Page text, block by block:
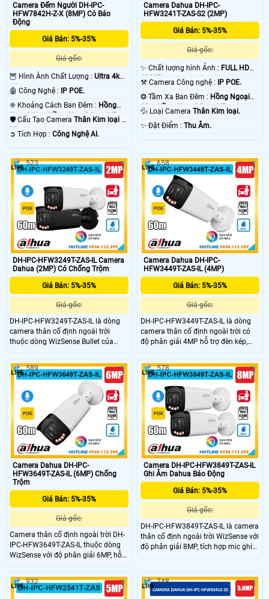
Camera Đếm Người DH-IPC-
HFW7842H-Z-X (8MP) Có Báo
Động
Giá Bán: 5%-35%
Giá gốc:
🦉 Hình Ành Chất Lượng : Ultra 4k
👍🏾 .
🤖️ Công Nghệ : IP POE.
❈ Khoảng Cách Ban Đêm : Hồng
Ngoại 60m Hồng Ngoại Smart IR.
🛡 Cấu Tạo Camera Thân Kim loại +
Nhựa.
️➲ Tích Hợp : Công Nghệ AI.
Camera Dahua DH-IPC-
HFW3241T-ZAS-S2 (2MP)
Giá Bán: 5%-35%
Giá gốc:
✨ Chất lượng hình Ảnh : FULL HD
1080P .
⚒ Camera Công nghệ : IP POE.
❂ Tầm Xa Ban Đêm : Hồng Ngoại
60m Hồng Ngoại Smart IR.
💦 Loại CameraThân Kim loại.
️✨ Đặt Điểm :Thu Âm.
DH-IPC-HFW3249T-ZAS-IL Camera
Dahua (2MP) Có Chống Trộm
Giá Bán: 5%-35%
Giá gốc:
DH-IPC-HFW3249T-ZAS-IL là dòng
camera thân cố định ngoài trời
thuộc dòng WizSense Bullet của
Dahua, độ phân giải 2MP sắc nét và
tích hợp mic ghi âm và khe thẻ nhớ
lên đến 512GB. Camera hỗ trợ đèn
kép cho hình ảnh có màu ban đêm,
tầm nhìn hồng ngoại lên đến 60m,
chuẩn chống nước IP67 bền bỉ. Tính
năng phân biệt người và xe thông
minh cùng công nghệ POE giúp lắp
đặt dễ dàng và hiệu quả.
523
Camera Dahua DH-IPC-
HFW3449T-ZAS-IL (4MP)
Giá Bán: 5%-35%
Giá gốc:
DH-IPC-HFW3449T-ZAS-IL là dòng
camera thân cố định ngoài trời có
độ phân giải 4MP hỗ trợ đèn kép,
ghi âm với mic tích hợp và quan sát
ban đêm có màu nhờ hồng ngoại
tầm xa 60m. Camera nổi bật với
khả năng phân biệt người và xe
chính xác, hỗ trợ khe thẻ nhớ lên đến
512GB, tích hợp công nghệ POE
giúp truyền dữ liệu và nguồn điện
qua một cáp mạng với chuẩn chống
nước IP67 hoạt động bền bỉ.
658
Camera Dahua DH-IPC-
HFW3649T-ZAS-IL (6MP) Chống
Trộm
Giá Bán: 5%-35%
Giá gốc:
Camera thân cố định ngoài trời DH-
IPC-HFW3649T-ZAS-IL thuộc dòng
WizSense với độ phân giải 6MP, hỗ
trợ đèn kép và ghi hình có màu ban
đêm với tầm hồng ngoại lên đến
60m. Camera tích hợp mic ghi âm,
khe thẻ nhớ lên tới 512GB, phân biệt
589
Camera DH-IPC-HFW3849T-ZAS-IL
Ghi Âm Dahua Báo Động
Giá Bán: 5%-35%
Giá gốc:
DH-IPC-HFW3849T-ZAS-IL là camera
thân cố định ngoài trời WizSense với
độ phân giải 8MP, tích hợp mic ghi
âm và công nghệ đèn kép cho hình
hỗ trợ hồng ngoại tầm xa 60m, khe
cắm thẻ nhớ lên đến 512GB và khả
578
932 748